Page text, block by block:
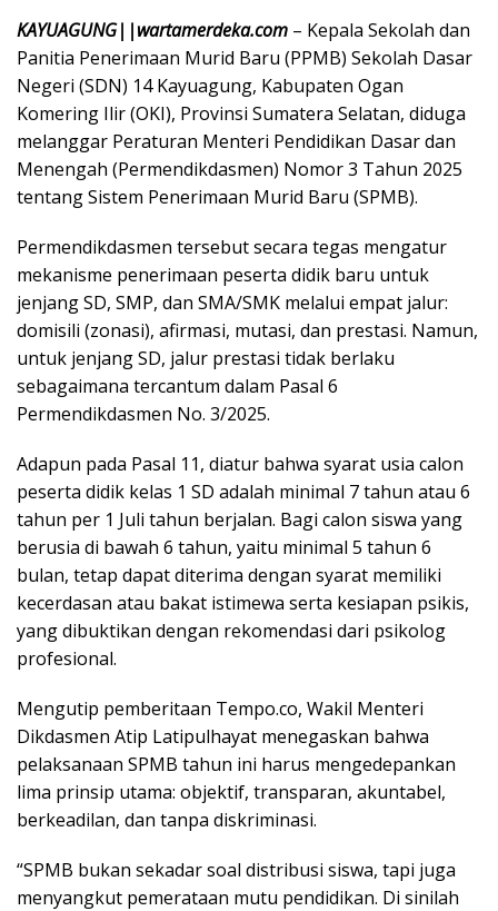
KAYUAGUNG||wartamerdeka.com – Kepala Sekolah dan
Panitia Penerimaan Murid Baru (PPMB) Sekolah Dasar
Negeri (SDN) 14 Kayuagung, Kabupaten Ogan
Komering Ilir (OKI), Provinsi Sumatera Selatan, diduga
melanggar Peraturan Menteri Pendidikan Dasar dan
Menengah (Permendikdasmen) Nomor 3 Tahun 2025
tentang Sistem Penerimaan Murid Baru (SPMB).
Permendikdasmen tersebut secara tegas mengatur
mekanisme penerimaan peserta didik baru untuk
jenjang SD, SMP, dan SMA/SMK melalui empat jalur:
domisili (zonasi), afirmasi, mutasi, dan prestasi. Namun,
untuk jenjang SD, jalur prestasi tidak berlaku
sebagaimana tercantum dalam Pasal 6
Permendikdasmen No. 3/2025.
Adapun pada Pasal 11, diatur bahwa syarat usia calon
peserta didik kelas 1 SD adalah minimal 7 tahun atau 6
tahun per 1 Juli tahun berjalan. Bagi calon siswa yang
berusia di bawah 6 tahun, yaitu minimal 5 tahun 6
bulan, tetap dapat diterima dengan syarat memiliki
kecerdasan atau bakat istimewa serta kesiapan psikis,
yang dibuktikan dengan rekomendasi dari psikolog
profesional.
Mengutip pemberitaan Tempo.co, Wakil Menteri
Dikdasmen Atip Latipulhayat menegaskan bahwa
pelaksanaan SPMB tahun ini harus mengedepankan
lima prinsip utama: objektif, transparan, akuntabel,
berkeadilan, dan tanpa diskriminasi.
“SPMB bukan sekadar soal distribusi siswa, tapi juga
menyangkut pemerataan mutu pendidikan. Di sinilah